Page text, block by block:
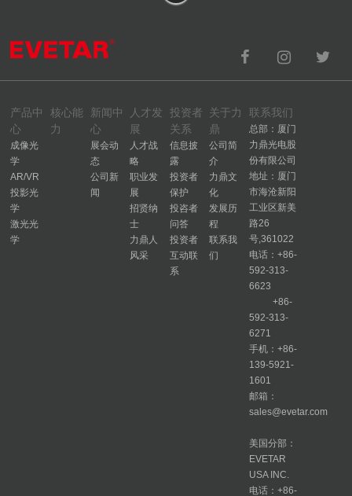
产品中
心
成像光
学
AR/VR
投影光
学
激光光
学
核心能
力
新闻中
心
展会动
态
公司新
闻
人才发
展
人才战
略
职业发
展
招贤纳
士
力鼎人
风采
投资者
关系
信息披
露
投资者
保护
投咨者
问答
投资者
互动联
系
关于力
鼎
公司简
介
力鼎文
化
发展历
程
联系我
们
联系我们
总部：厦门
力鼎光电股
份有限公司
地址：厦门
市海沧新阳
工业区新美
路26
号,361022
电话：+86-
592-313-
6623
+86-
592-313-
6271
手机：+86-
139-5921-
1601
邮箱：
sales@evetar.com
美国分部：
EVETAR
USA INC.
电话：+86-